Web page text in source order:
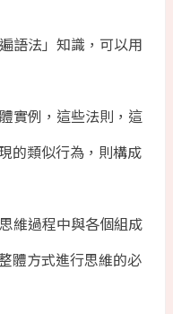
語法」知識，可以用
實例，這些法則，這
的類似行為，則構成
維過程中與各個組成
體方式進行思維的必